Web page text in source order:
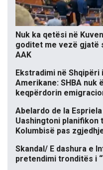
Nuk ka qetësi në
goditet me vezë gjatë
AAK
Ekstradimi në Shqipëri
Amerikane: SHBA nuk
keqpërdorin
Abelardo de la
Uashingtoni planifikon
Kolumbisë pas
Skandal/ E dashura e
pretendimi tronditës i